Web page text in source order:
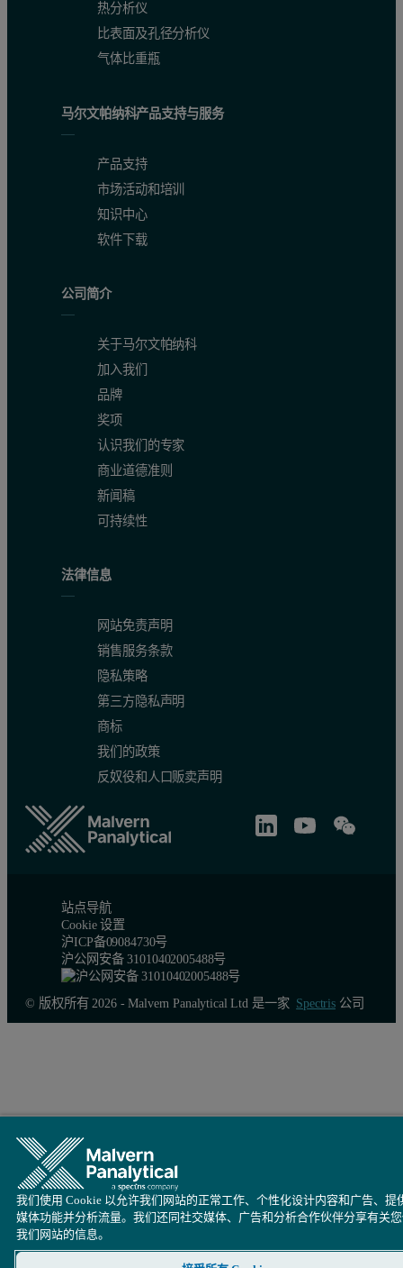
热分析仪
比表面及孔径分析仪
气体比重瓶
马尔文帕纳科产品支持与服务
产品支持
市场活动和培训
知识中心
软件下载
公司简介
关于马尔文帕纳科
加入我们
品牌
奖项
认识我们的专家
商业道德准则
新闻稿
可持续性
法律信息
网站免责声明
销售服务条款
隐私策略
第三方隐私声明
商标
我们的政策
反奴役和人口贩卖声明
站点导航
Cookie 设置
沪ICP备09084730号
沪公网安备 31010402005488号
© 版权所有 2026 - Malvern Panalytical Ltd 是一家 Spectris公司
我们使用 Cookie 以允许我们网站的正常工作、个性化设计内容和广告、提
媒体功能并分析流量。我们还同社交媒体、广告和分析合作伙伴分享有关
我们网站的信息。